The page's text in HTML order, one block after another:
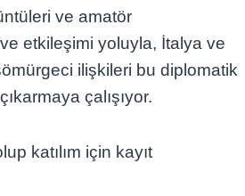
ve amatör
etkileşimi yoluyla, İtalya ve
ilişkileri bu diplomatik
çalışıyor.
katılım için kayıt